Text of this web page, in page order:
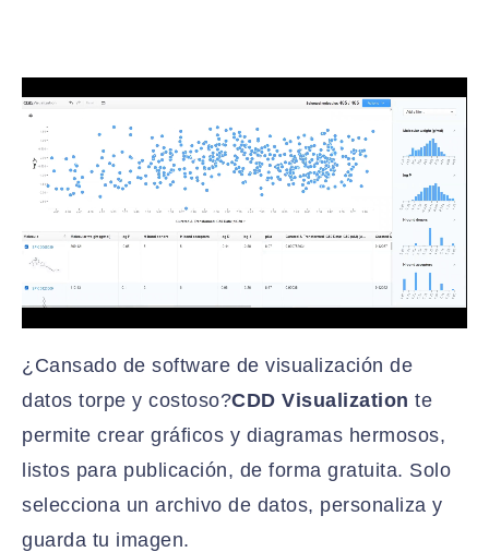
¿Cansado de software de visualización de
datos torpe y costoso?CDD Visualization te
permite crear gráficos y diagramas hermosos,
listos para publicación, de forma gratuita. Solo
selecciona un archivo de datos, personaliza y
guarda tu imagen.